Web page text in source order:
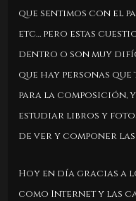
que sentimos con el
etc… pero estas
dentro o son muy
que hay personas
para la composición,
estudiar libros y
de ver y componer
Hoy en día gracias a
como Internet y las